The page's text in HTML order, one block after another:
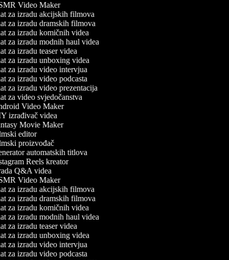
Video Maker
za izradu akcijskih filmova
za izradu dramskih filmova
za izradu komičnih videa
za izradu modnih haul videa
za izradu teaser videa
za izradu unboxing videa
za izradu video intervjua
za izradu video podcasta
za izradu video prezentacija
za video svjedočanstva
Video Maker
izrađivač videa
Movie Maker
editor
proizvođač
automatskih titlova
Reels kreator
Q&A videa
Video Maker
za izradu akcijskih filmova
za izradu dramskih filmova
za izradu komičnih videa
za izradu modnih haul videa
za izradu teaser videa
za izradu unboxing videa
za izradu video intervjua
za izradu video podcasta